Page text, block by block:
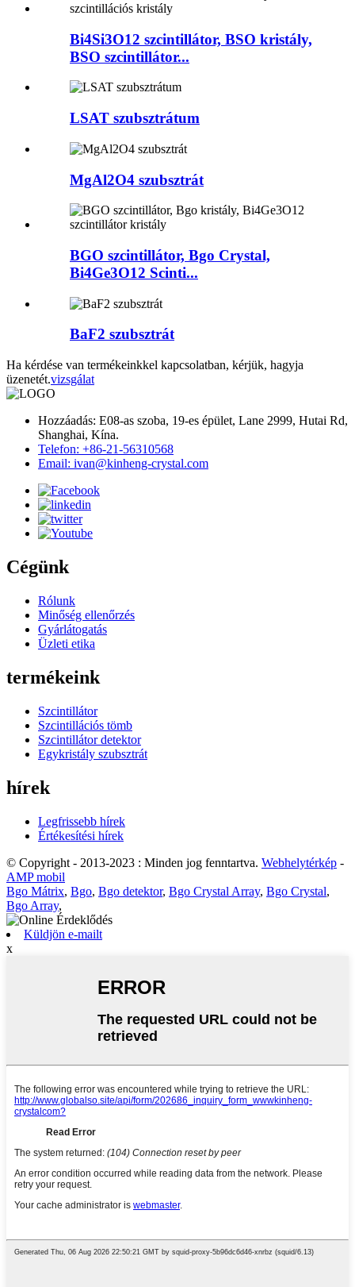
Bi4Si3O12 szcintillátor, BSO kristály,
BSO szcintillátor...
LSAT szubsztrátum
MgAl2O4 szubsztrát
BGO szcintillátor, Bgo Crystal,
Bi4Ge3O12 Scinti...
BaF2 szubsztrát
Ha kérdése van termékeinkkel kapcsolatban, kérjük, hagyja
üzenetét.vizsgálat
Hozzáadás: E08-as szoba, 19-es épület, Lane 2999, Hutai Rd,
Shanghai, Kína.
Telefon: +86-21-56310568
Email: ivan@kinheng-crystal.com
Cégünk
Rólunk
Minőség ellenőrzés
Gyárlátogatás
Üzleti etika
termékeink
Szcintillátor
Szcintillációs tömb
Szcintillátor detektor
Egykristály szubsztrát
hírek
Legfrissebb hírek
Értékesítési hírek
© Copyright - 2013-2023 : Minden jog fenntartva. Webhelytérkép -
AMP mobil
Bgo Mátrix, Bgo, Bgo detektor, Bgo Crystal Array, Bgo Crystal,
Bgo Array,
Küldjön e-mailt
x